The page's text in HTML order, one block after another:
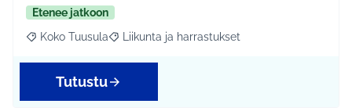
Etenee jatkoon
Rajaa tulokset aihepiirin mukaan: Koko Tuusula
Koko Tuusula Rajaa tulokset teeman mukaan: Liikunta ja
Liikunta ja harrastukset
Tutustu